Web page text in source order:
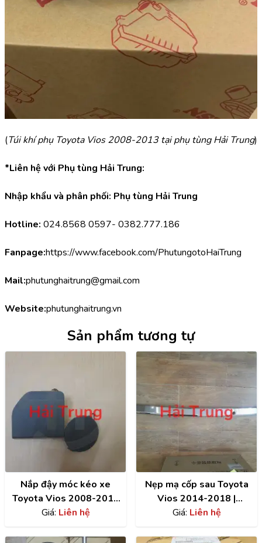
(Túi khí phụ Toyota Vios 2008-2013 tại phụ tùng Hải Trung)
*Liên hệ với Phụ tùng Hải Trung:
Nhập khẩu và phân phối: Phụ tùng Hải Trung
Hotline: 024.8568 0597- 0382.777.186
Fanpage:https://www.facebook.com/PhutungotoHaiTrung
Mail:phutunghaitrung@gmail.com
Website:phutunghaitrung.vn
Sản phẩm tương tự
Nắp đậy móc kéo xe
Toyota Vios 2008-2018
giá rẻ
Giá: Liên hệ
Nẹp mạ cốp sau Toyota
Vios 2014-2018 |
768010D280
Giá: Liên hệ